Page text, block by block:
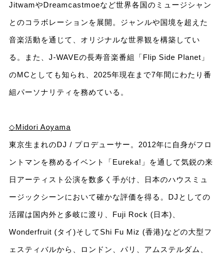
JitwamやDreamcastmoeなど世界各国のミュージシャン
とのコラボレーションを展開。ジャンルや国境を超えた
音楽活動を通じて、オリジナルな世界観を構築してい
る。また、J-WAVEの長寿音楽番組「Flip Side Planet」
のMCとしても知られ、2025年現在まで7年間にわたり番
組パーソナリティを務めている。
◇Midori Aoyama
東京生まれのDJ / プロデューサー。2012年に自身がフロ
ントマンを務めるイベント「Eureka!」を通して気鋭の来
日アーティスト公演を数多く手がけ、日本のハウスミュ
ージックシーンにおいて確かな評価を得る。DJとしての
活躍は国内外と多岐に渡り、Fuji Rock (日本)、
Wonderfruit (タイ)そしてShi Fu Miz (香港)などの大型フ
ェスティバルから、ロンドン、パリ、アムステルダム、